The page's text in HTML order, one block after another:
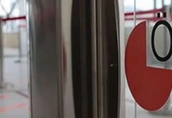
Bilim, Teknoloji